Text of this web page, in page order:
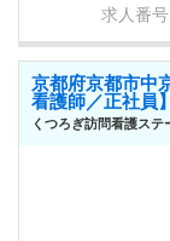
求人番
京都府京都市中
看護師／正社員
くつろぎ訪問看護ス